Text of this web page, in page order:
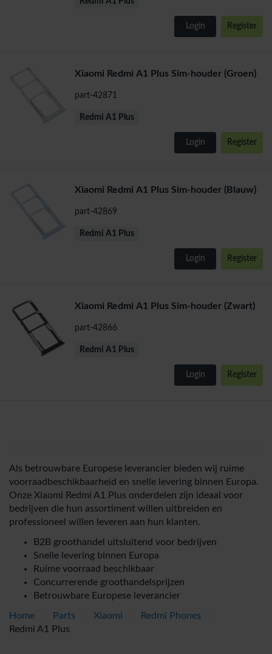
Login Register
Xiaomi Redmi A1 Plus Sim-houder (Groen)
part-42871
Redmi A1 Plus
Login Register
Xiaomi Redmi A1 Plus Sim-houder (Blauw)
part-42869
Redmi A1 Plus
Login Register
Xiaomi Redmi A1 Plus Sim-houder (Zwart)
part-42866
Redmi A1 Plus
Login Register
Als betrouwbare Europese leverancier bieden wij ruime
voorraadbeschikbaarheid en snelle levering binnen Europa.
Onze Xiaomi Redmi A1 Plus onderdelen zijn ideaal voor
bedrijven die hun assortiment willen uitbreiden en
professioneel willen leveren aan hun klanten.
B2B groothandel uitsluitend voor bedrijven
Snelle levering binnen Europa
Ruime voorraad beschikbaar
Concurrerende groothandelsprijzen
Betrouwbare Europese leverancier
Home Parts Xiaomi Redmi Phones
Redmi A1 Plus